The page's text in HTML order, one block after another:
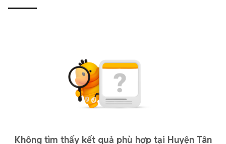
Không tìm thấy kết quả phù hợp tại Huyện Tân